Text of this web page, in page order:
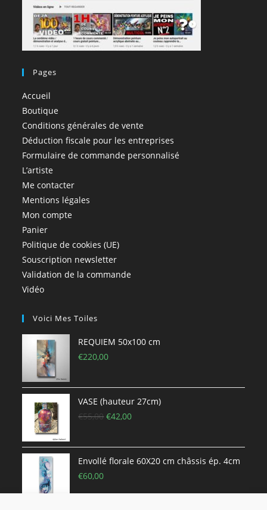
Pages
Accueil
Boutique
Conditions générales de vente
Déduction fiscale pour les entreprises
Formulaire de commande personnalisé
L’artiste
Me contacter
Mentions légales
Mon compte
Panier
Politique de cookies (UE)
Souscription newsletter
Validation de la commande
Vidéo
Voici Mes Toiles
REQUIEM 50x100 cm
€220,00
VASE (hauteur 27cm)
€55,00 €42,00
Envollé florale 60X20 cm châssis ép. 4cm
€60,00